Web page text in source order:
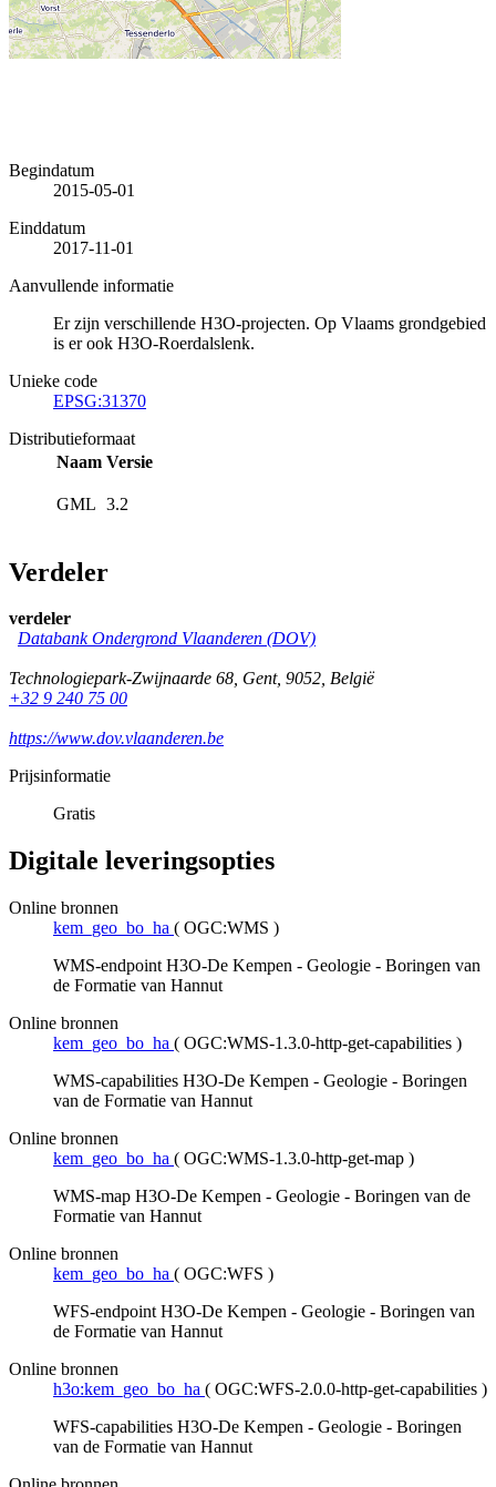
Begindatum
2015-05-01
Einddatum
2017-11-01
Aanvullende informatie
Er zijn verschillende H3O-projecten. Op Vlaams grondgebied
is er ook H3O-Roerdalslenk.
Unieke code
EPSG:31370
Distributieformaat
Naam Versie
GML 3.2
Verdeler
verdeler
Databank Ondergrond Vlaanderen (DOV)
Technologiepark-Zwijnaarde 68, Gent, 9052, België
+32 9 240 75 00
https://www.dov.vlaanderen.be
Prijsinformatie
Gratis
Digitale leveringsopties
Online bronnen
kem_geo_bo_ha ( OGC:WMS )
WMS-endpoint H3O-De Kempen - Geologie - Boringen van
de Formatie van Hannut
Online bronnen
kem_geo_bo_ha ( OGC:WMS-1.3.0-http-get-capabilities )
WMS-capabilities H3O-De Kempen - Geologie - Boringen
van de Formatie van Hannut
Online bronnen
kem_geo_bo_ha ( OGC:WMS-1.3.0-http-get-map )
WMS-map H3O-De Kempen - Geologie - Boringen van de
Formatie van Hannut
Online bronnen
kem_geo_bo_ha ( OGC:WFS )
WFS-endpoint H3O-De Kempen - Geologie - Boringen van
de Formatie van Hannut
Online bronnen
h3o:kem_geo_bo_ha ( OGC:WFS-2.0.0-http-get-capabilities )
WFS-capabilities H3O-De Kempen - Geologie - Boringen
van de Formatie van Hannut